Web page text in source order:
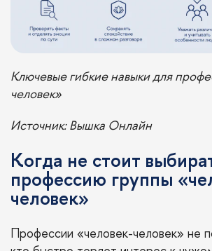
Ключевые гибкие навыки для
человек»
Источник: Вышка Онлайн
Когда не стоит
профессию группы
человек»
Профессии «человек-человек» не